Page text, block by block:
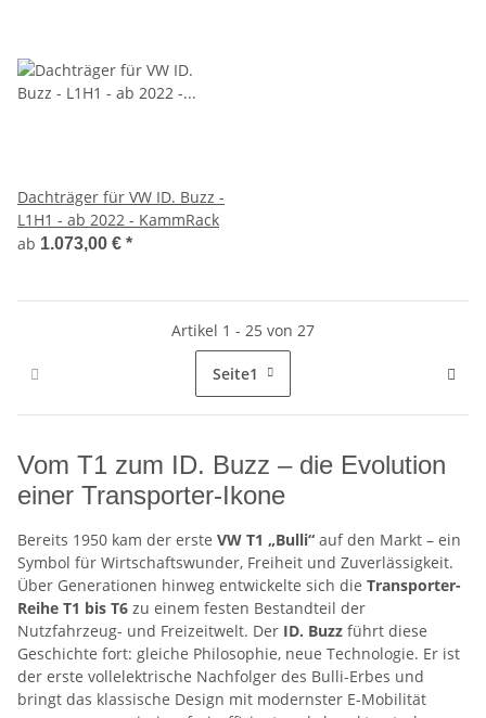
Dachträger für VW ID. Buzz -
L1H1 - ab 2022 - KammRack
ab 1.073,00 € *
Artikel 1 - 25 von 27
Seite1
Vom T1 zum ID. Buzz – die Evolution
einer Transporter-Ikone
Bereits 1950 kam der erste VW T1 „Bulli“ auf den Markt – ein
Symbol für Wirtschaftswunder, Freiheit und Zuverlässigkeit.
Über Generationen hinweg entwickelte sich die Transporter-
Reihe T1 bis T6 zu einem festen Bestandteil der
Nutzfahrzeug- und Freizeitwelt. Der ID. Buzz führt diese
Geschichte fort: gleiche Philosophie, neue Technologie. Er ist
der erste vollelektrische Nachfolger des Bulli-Erbes und
bringt das klassische Design mit modernster E-Mobilität